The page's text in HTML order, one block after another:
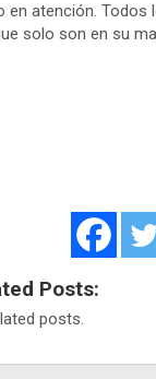
en atención. Todos
solo son en su
Posts:
posts.